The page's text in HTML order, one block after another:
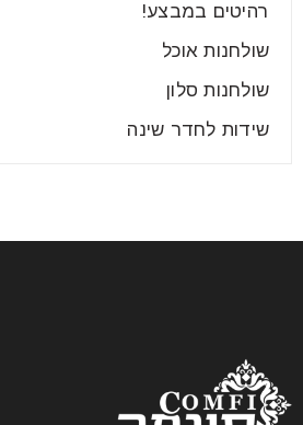
24 יונ
רהיטים במבצע!
שולחנות אוכל
שולחנות סלון
שידות לחדר שינה